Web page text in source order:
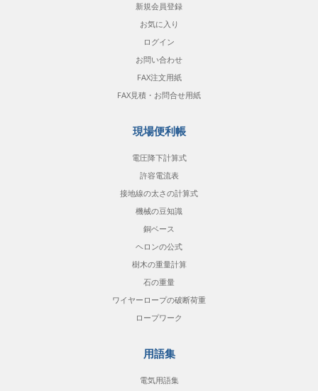
新規会員登録
お気に入り
ログイン
お問い合わせ
FAX注文用紙
FAX見積・お問合せ用紙
現場便利帳
電圧降下計算式
許容電流表
接地線の太さの計算式
機械の豆知識
銅ベース
ヘロンの公式
樹木の重量計算
石の重量
ワイヤーロープの破断荷重
ロープワーク
用語集
電気用語集